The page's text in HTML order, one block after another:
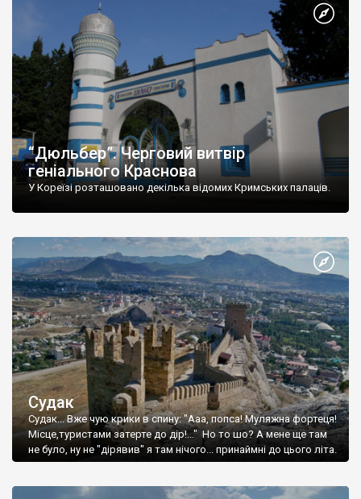
“Дюльбер”. Черговий витвір
геніального Краснова
У Кореїзі розташовано декілька відомих Кримських палаців.
Судак
Судак... Вже чую крики в спину: "Ааа, попса! Муляжна фортеця!
Місце,туристами затерте до дір!..." Но то шо? А мене ще там
не було, ну не "дірявив" я там нічого... принаймні до цього літа.